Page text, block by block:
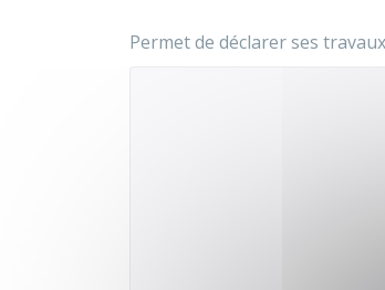
Permet de déclarer ses